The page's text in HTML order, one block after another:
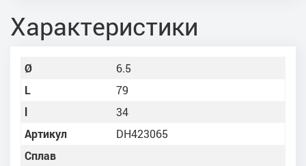
Характеристики
Ø
6.5
L
79
l
34
Артикул
DH423065
Сплав